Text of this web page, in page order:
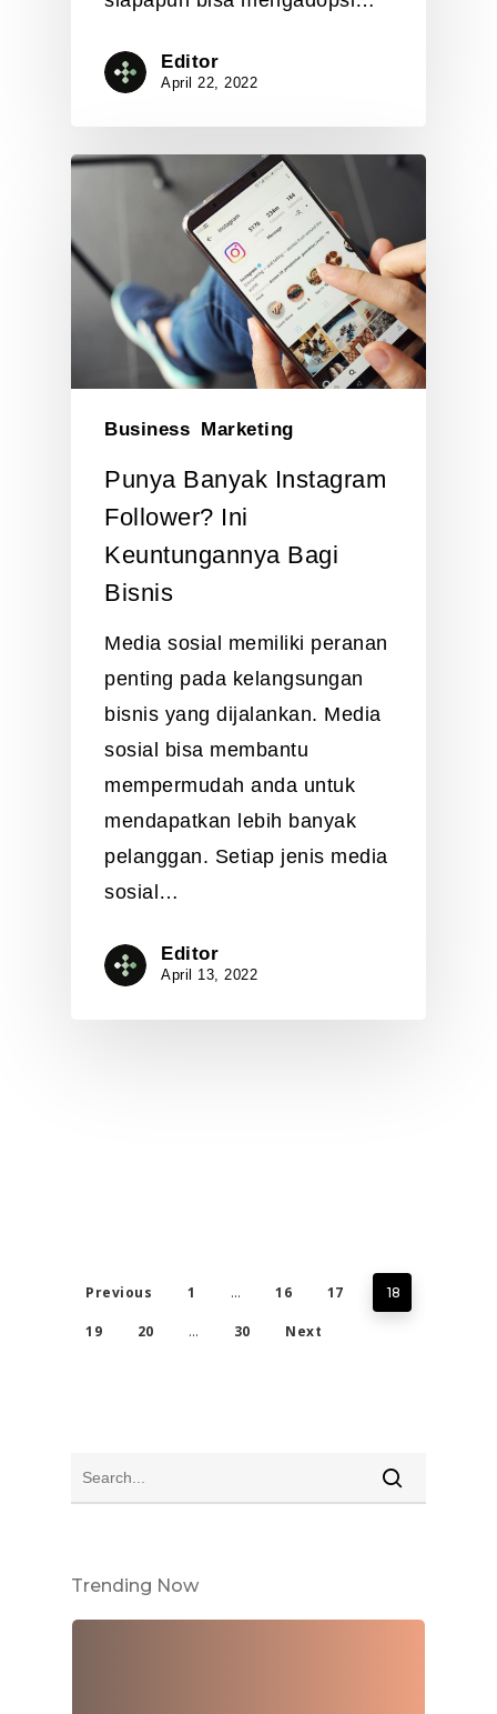
Editor
April 22, 2022
Business Marketing
Punya Banyak Instagram
Follower? Ini
Keuntungannya Bagi
Bisnis
Media sosial memiliki peranan
penting pada kelangsungan
bisnis yang dijalankan. Media
sosial bisa membantu
mempermudah anda untuk
mendapatkan lebih banyak
pelanggan. Setiap jenis media
sosial…
Editor
April 13, 2022
Previous 1 … 16 17 18
19 20 … 30 Next
Trending Now